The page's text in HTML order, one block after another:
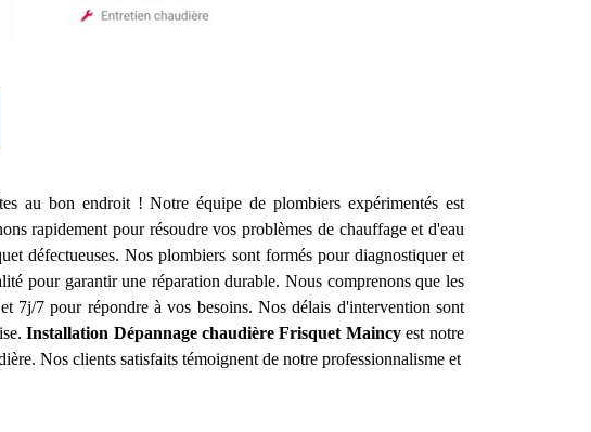
au bon endroit ! Notre équipe de plombiers expérimentés est
rapidement pour résoudre vos problèmes de chauffage et d'eau
défectueuses. Nos plombiers sont formés pour diagnostiquer et
pour garantir une réparation durable. Nous comprenons que les
7j/7 pour répondre à vos besoins. Nos délais d'intervention sont
Installation Dépannage chaudière Frisquet Maincyest notre
Nos clients satisfaits témoignent de notre professionnalisme et